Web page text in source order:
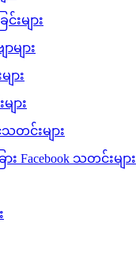
းများ
များ
ျား
ား
တင်းများ
ား Facebook သတင်းများ